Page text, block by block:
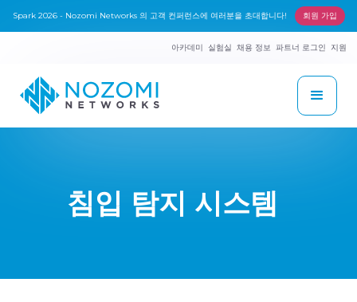
Spark 2026 - Nozomi Networks 의 고객 컨퍼런스에 여러분을 초대합니다! 회원 가입
아카데미 실험실 채용 정보 파트너 로그인 지원
침입 탐지 시스템